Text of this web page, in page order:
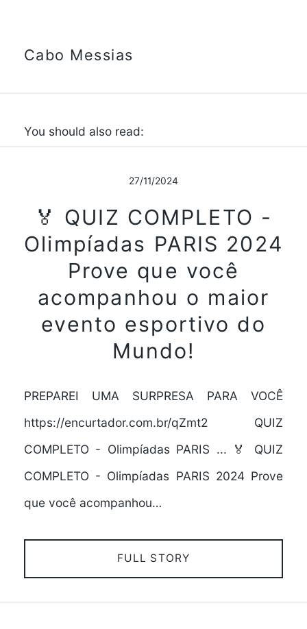
Cabo Messias
You should also read:
27/11/2024
🏅 QUIZ COMPLETO -
Olimpíadas PARIS 2024
Prove que você
acompanhou o maior
evento esportivo do
Mundo!
PREPAREI UMA SURPRESA PARA VOCÊ
https://encurtador.com.br/qZmt2 QUIZ
COMPLETO - Olimpíadas PARIS ... 🏅 QUIZ
COMPLETO - Olimpíadas PARIS 2024 Prove
que você acompanhou…
FULL STORY